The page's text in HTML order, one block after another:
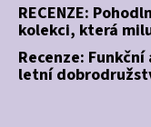
RECENZE:
kolekci, která
Recenze:
letní